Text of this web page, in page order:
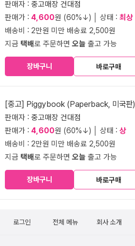
판매자 : 중고매장 건대점
판매가 : 4,600원 (60%↓) │ 상태 : 최상
배송비 : 2만원 미만 배송료 2,500원
지금 택배로 주문하면오늘 출고 가능
장바구니 바로구매
[중고] Piggybook (Paperback, 미국판)
판매자 : 중고매장 건대점
판매가 : 4,600원 (60%↓) │ 상태 : 상
배송비 : 2만원 미만 배송료 2,500원
지금 택배로 주문하면오늘 출고 가능
장바구니 바로구매
로그인 전체 메뉴 회사 소개